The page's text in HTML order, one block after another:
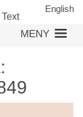
English
MENY